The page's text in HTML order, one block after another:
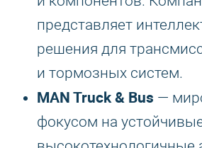
представляет
решения для
и тормозных систем.
MAN Truck & Bus —
фокусом на